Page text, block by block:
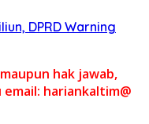
DPRD Warning
hak jawab,
email: hariankaltim@